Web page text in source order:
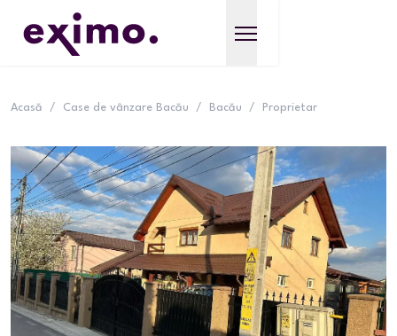
Acasă / Case de vânzare Bacău / Bacău / Proprietar